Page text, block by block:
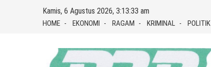
Kamis, 6 Agustus 2026, 3:13:34 am
HOME EKONOMI RAGAM KRIMINAL POLITIK